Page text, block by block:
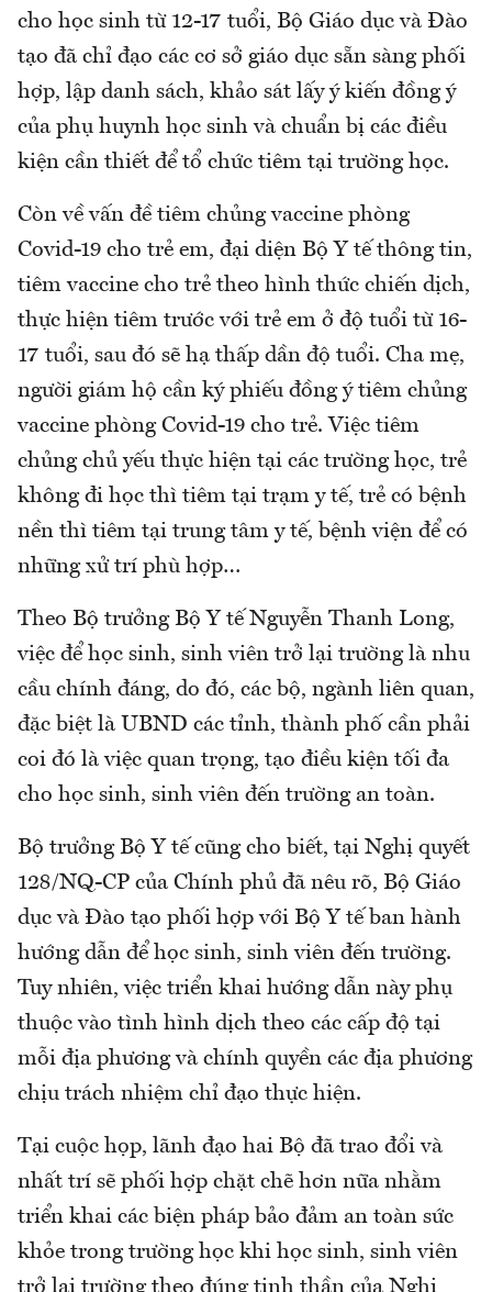
cho học sinh từ 12-17 tuổi, Bộ Giáo dục và Đào
tạo đã chỉ đạo các cơ sở giáo dục sẵn sàng phối
hợp, lập danh sách, khảo sát lấy ý kiến đồng ý
của phụ huynh học sinh và chuẩn bị các điều
kiện cần thiết để tổ chức tiêm tại trường học.
Còn về vấn đề tiêm chủng vaccine phòng
Covid-19 cho trẻ em, đại diện Bộ Y tế thông tin,
tiêm vaccine cho trẻ theo hình thức chiến dịch,
thực hiện tiêm trước với trẻ em ở độ tuổi từ 16-
17 tuổi, sau đó sẽ hạ thấp dần độ tuổi. Cha mẹ,
người giám hộ cần ký phiếu đồng ý tiêm chủng
vaccine phòng Covid-19 cho trẻ. Việc tiêm
chủng chủ yếu thực hiện tại các trường học, trẻ
không đi học thì tiêm tại trạm y tế, trẻ có bệnh
nền thì tiêm tại trung tâm y tế, bệnh viện để có
những xử trí phù hợp…
Theo Bộ trưởng Bộ Y tế Nguyễn Thanh Long,
việc để học sinh, sinh viên trở lại trường là nhu
cầu chính đáng, do đó, các bộ, ngành liên quan,
đặc biệt là UBND các tỉnh, thành phố cần phải
coi đó là việc quan trọng, tạo điều kiện tối đa
cho học sinh, sinh viên đến trường an toàn.
Bộ trưởng Bộ Y tế cũng cho biết, tại Nghị quyết
128/NQ-CP của Chính phủ đã nêu rõ, Bộ Giáo
dục và Đào tạo phối hợp với Bộ Y tế ban hành
hướng dẫn để học sinh, sinh viên đến trường.
Tuy nhiên, việc triển khai hướng dẫn này phụ
thuộc vào tình hình dịch theo các cấp độ tại
mỗi địa phương và chính quyền các địa phương
chịu trách nhiệm chỉ đạo thực hiện.
Tại cuộc họp, lãnh đạo hai Bộ đã trao đổi và
nhất trí sẽ phối hợp chặt chẽ hơn nữa nhằm
triển khai các biện pháp bảo đảm an toàn sức
khỏe trong trường học khi học sinh, sinh viên